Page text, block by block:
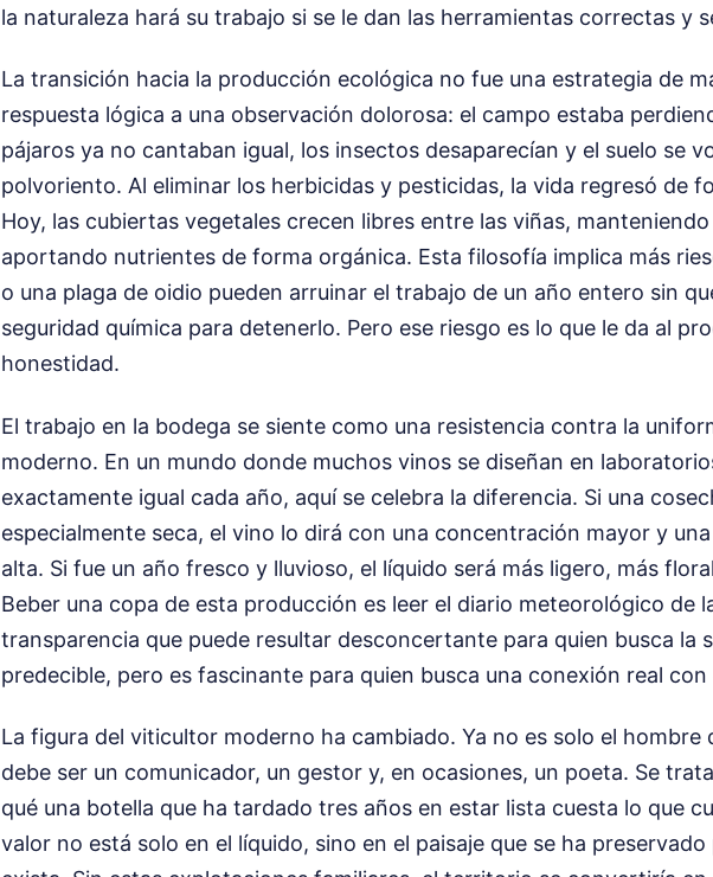
la naturaleza hará su trabajo si se le dan las herramientas correctas y
La transición hacia la producción ecológica no fue una estrategia de
respuesta lógica a una observación dolorosa: el campo estaba
pájaros ya no cantaban igual, los insectos desaparecían y el suelo se
polvoriento. Al eliminar los herbicidas y pesticidas, la vida regresó de
Hoy, las cubiertas vegetales crecen libres entre las viñas,
aportando nutrientes de forma orgánica. Esta filosofía implica más
o una plaga de oidio pueden arruinar el trabajo de un año entero sin
seguridad química para detenerlo. Pero ese riesgo es lo que le da al
honestidad.
El trabajo en la bodega se siente como una resistencia contra la
moderno. En un mundo donde muchos vinos se diseñan en
exactamente igual cada año, aquí se celebra la diferencia. Si una
especialmente seca, el vino lo dirá con una concentración mayor y
alta. Si fue un año fresco y lluvioso, el líquido será más ligero, más
Beber una copa de esta producción es leer el diario meteorológico de
transparencia que puede resultar desconcertante para quien busca la
predecible, pero es fascinante para quien busca una conexión real con
La figura del viticultor moderno ha cambiado. Ya no es solo el hombre
debe ser un comunicador, un gestor y, en ocasiones, un poeta. Se
qué una botella que ha tardado tres años en estar lista cuesta lo que
valor no está solo en el líquido, sino en el paisaje que se ha preservado